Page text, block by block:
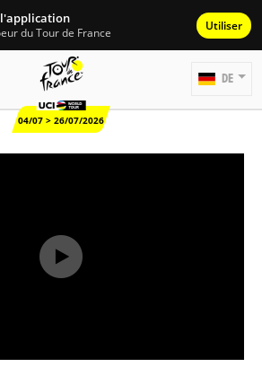
l'application
du Tour de France Utiliser
04/07 > 26/07/2026
DE